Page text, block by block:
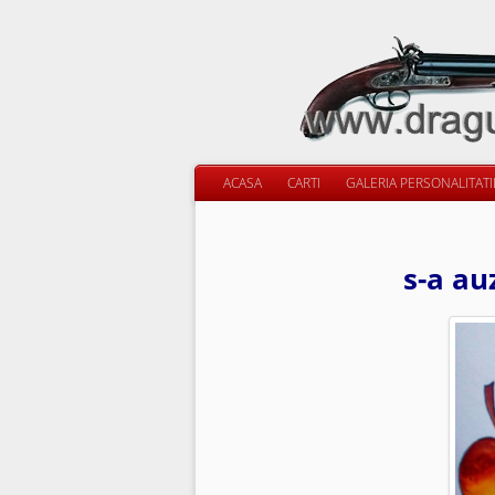
ACASA CARTI GALERIA
s-a